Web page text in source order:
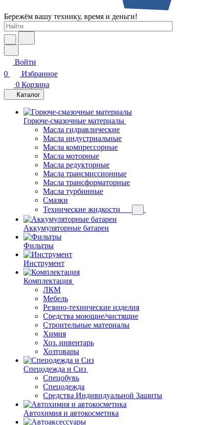
Бережём вашу технику, время и деньги!
Войти
0
Избранное
0 Корзина
Каталог
Горюче-смазочные материалы
Масла гидравлические
Масла индустриальные
Масла компрессорные
Масла моторные
Масла редукторные
Масла трансмиссионные
Масла трансформаторные
Масла турбинные
Смазки
Технические жидкости
Аккумуляторные батареи
Фильтры
Инструмент
Комплектация
ЛКМ
Мебель
Резино-технические изделия
Средства моющие/чистящие
Строительные материалы
Химия
Хоз. инвентарь
Хозтовары
Спецодежда и Сиз
Спецобувь
Спецодежда
Средства Индивидуальной Защиты
Автохимия и автокосметика